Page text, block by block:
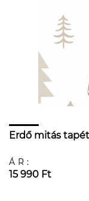
Erdő mitás
ÁR:
15 990 Ft